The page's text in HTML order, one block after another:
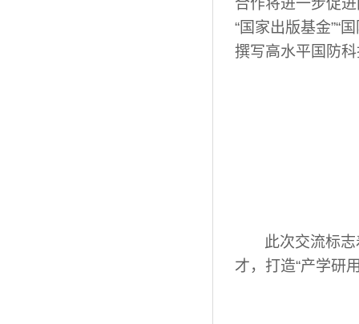
合作将进一步促
“国家出版基金”“
撰写高水平国防
此次交流标
才，打造“产学研